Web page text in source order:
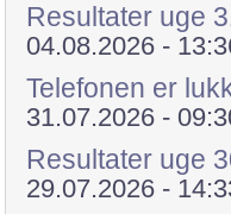
Resultater uge
04.08.2026 -
Telefonen er
31.07.2026 -
Resultater uge
29.07.2026 -